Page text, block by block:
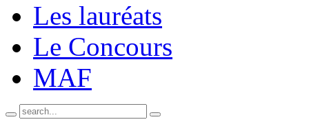
Les lauréats
Le Concours
MAF